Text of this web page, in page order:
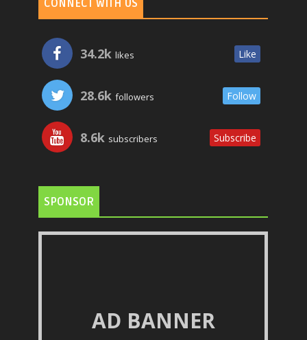
CONNECT WITH US
34.2k likes Like
28.6k followers Follow
8.6k subscribers Subscribe
SPONSOR
AD BANNER